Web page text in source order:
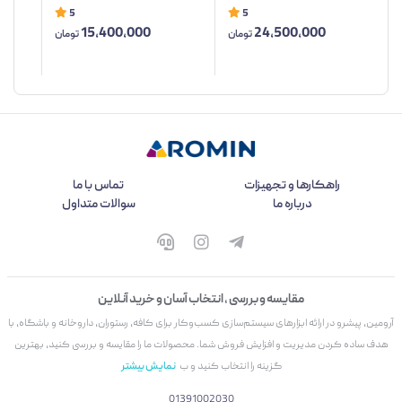
5
24,500,000 تومان
5
15,400,000 تومان
راهکارها و تجهیزات
تماس با ما
درباره ما
سوالات متداول
مقایسه و بررسی ، انتخاب آسان و خرید آنلاین
آرومین، پیشرو در ارائه ابزارهای سیستم‌سازی کسب‌وکار برای کافه، رستوران، داروخانه و باشگاه، با
هدف ساده کردن مدیریت و افزایش فروش شما. محصولات ما را مقایسه و بررسی کنید، بهترین
گزینه را انتخاب کنید و ب نمایش بیشتر